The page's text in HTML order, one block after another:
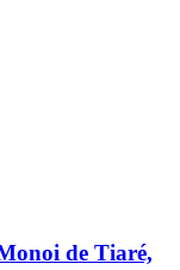
de Tiaré,